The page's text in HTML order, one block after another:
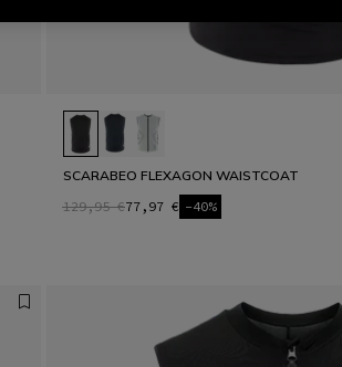
SCARABEO FLEXAGON WAISTCOAT
129,95 €77,97 € -40%